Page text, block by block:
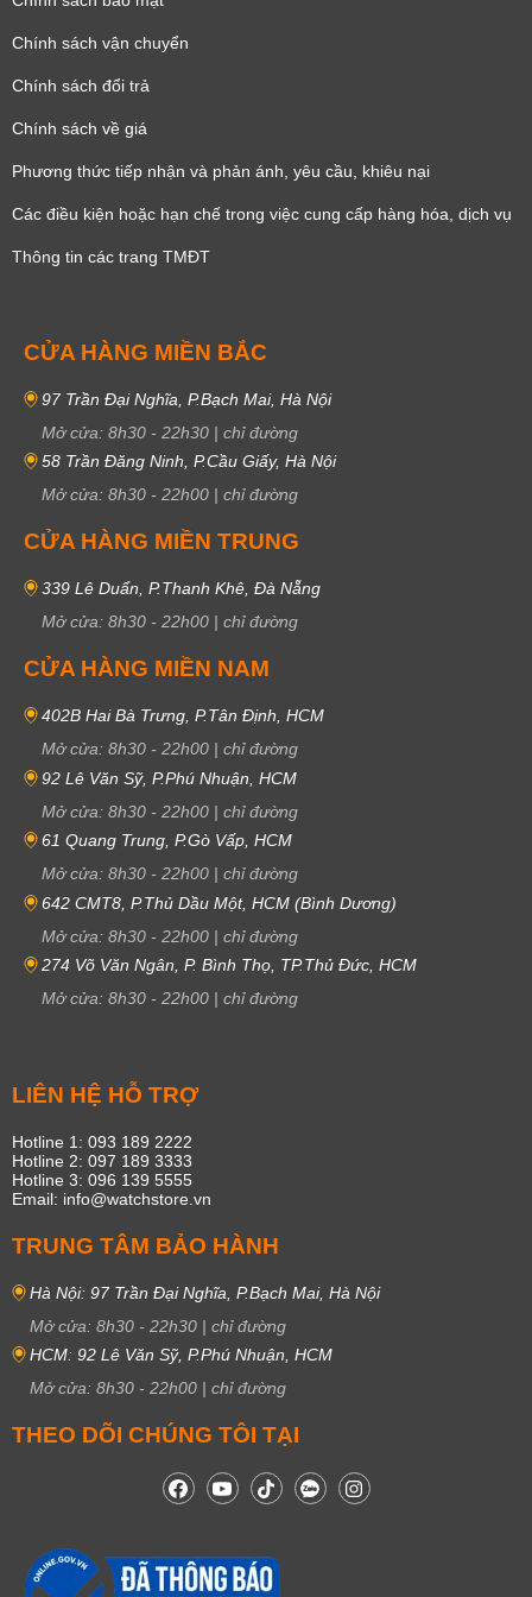
Đồng hồ 6 kim Chronograph
trang bị các chức năng khác nhau.
– 3 mặt phụ bao gồm:
nhiêu.
+ Vòng số ở vị trí 6 giờ có chức năng hiển thị số giây đo được.
+ Vòng số ở vị trí 2 giờ hiển thị giờ đã đo được.
Là đồng hồ có:
– 1 mặt chính hiển thị giờ, phút giây
– 3 mặt phụ bao gồm:
+ 1 mặt phụ chỉ thứ trong tuần.
+ 1 mặt phụ ngày, với số lớn nhất là 31.
Chính sách vận chuyển
Chính sách đổi trả
Chính sách về giá
Phương thức tiếp nhận và phản ánh, yêu cầu, khiêu nại
Các điều kiện hoặc hạn chế trong việc cung cấp hàng hóa, dịch vụ
Thông tin các trang TMĐT
CỬA HÀNG MIỀN BẮC
97 Trần Đại Nghĩa, P.Bạch Mai, Hà Nội
Mở cửa: 8h30 - 22h30 | chỉ đường
58 Trần Đăng Ninh, P.Cầu Giấy, Hà Nội
Mở cửa: 8h30 - 22h00 | chỉ đường
CỬA HÀNG MIỀN TRUNG
339 Lê Duẩn, P.Thanh Khê, Đà Nẵng
Mở cửa: 8h30 - 22h00 | chỉ đường
CỬA HÀNG MIỀN NAM
402B Hai Bà Trưng, P.Tân Định, HCM
Mở cửa: 8h30 - 22h00 | chỉ đường
92 Lê Văn Sỹ, P.Phú Nhuận, HCM
Mở cửa: 8h30 - 22h00 | chỉ đường
61 Quang Trung, P.Gò Vấp, HCM
Mở cửa: 8h30 - 22h00 | chỉ đường
642 CMT8, P.Thủ Dầu Một, HCM (Bình Dương)
Mở cửa: 8h30 - 22h00 | chỉ đường
274 Võ Văn Ngân, P. Bình Thọ, TP.Thủ Đức, HCM
Mở cửa: 8h30 - 22h00 | chỉ đường
LIÊN HỆ HỖ TRỢ
Hotline 1: 093 189 2222
Hotline 2: 097 189 3333
Hotline 3: 096 139 5555
Email: info@watchstore.vn
TRUNG TÂM BẢO HÀNH
Hà Nội: 97 Trần Đại Nghĩa, P.Bạch Mai, Hà Nội
Mở cửa: 8h30 - 22h30 | chỉ đường
HCM: 92 Lê Văn Sỹ, P.Phú Nhuận, HCM
Mở cửa: 8h30 - 22h00 | chỉ đường
THEO DÕI CHÚNG TÔI TẠI